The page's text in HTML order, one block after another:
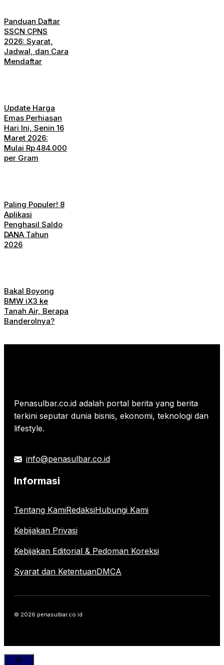
Panduan Daftar
SSCN CPNS
2026: Syarat,
Jadwal, dan Cara
Mendaftar
Update Harga
Emas Perhiasan
Hari Ini, Senin 16
Maret 2026:
Mulai Rp 484.000
per Gram
Paling Populer! 8
Aplikasi
Penghasil Saldo
DANA Tahun
2026
Bakal Boyong
BMW iX3 ke
Tanah Air, Berapa
Banderolnya?
Penasulbar.co.id adalah portal berita yang berita
terkini seputar dunia bisnis, ekonomi, teknologi dan
lifestyle.
info@penasulbar.co.id
Informasi
Tentang KamiRedaksiHubungi Kami
Kebijakan Privasi
Kebijakan Editorial & Pedoman Koreksi
Syarat dan KetentuanDMCA
© 2026 penasulbar.co.id